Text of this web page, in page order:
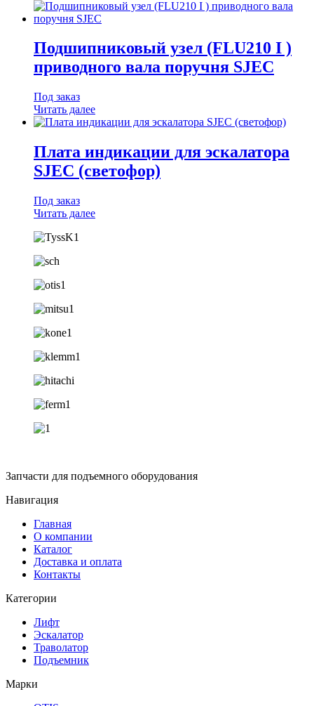
Подшипниковый узел (FLU210 I )
приводного вала поручня SJEC
Под заказ
Читать далее
Плата индикации для эскалатора
SJEC (светофор)
Под заказ
Читать далее
Запчасти для подъемного оборудования
Навигация
Главная
О компании
Каталог
Доставка и оплата
Контакты
Категории
Лифт
Эскалатор
Траволатор
Подъемник
Марки